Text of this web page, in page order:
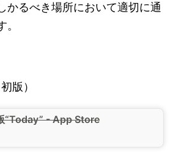
かるべき場所において適切に通
版）
“Today” - App Store